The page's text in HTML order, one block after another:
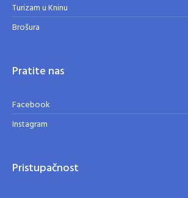
Turizam u Kninu
Brošura
Pratite nas
Facebook
Instagram
Pristupačnost